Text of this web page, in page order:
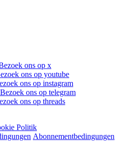
ons op x
ons op youtube
ons op instagram
Bezoek ons op telegram
ons op threads
Politik
Abonnementbedingungen